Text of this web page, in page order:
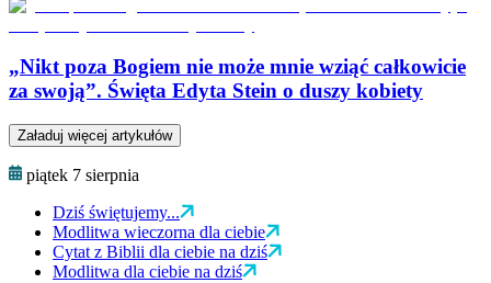
„Nikt poza Bogiem nie może mnie wziąć całkowicie
za swoją”. Święta Edyta Stein o duszy kobiety
Załaduj więcej artykułów
piątek 7 sierpnia
Dziś świętujemy...
Modlitwa wieczorna dla ciebie
Cytat z Biblii dla ciebie na dziś
Modlitwa dla ciebie na dziś